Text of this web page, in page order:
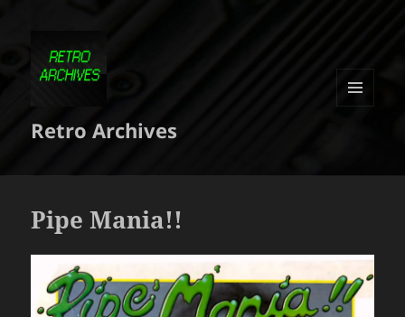
Retro Archives
Pipe Mania!!